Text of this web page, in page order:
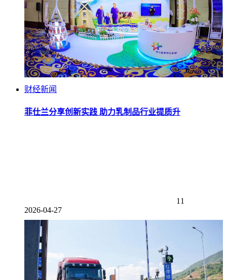
财经新闻
菲仕兰分享创新实践 助力乳制品行业提质升
11
2026-04-27